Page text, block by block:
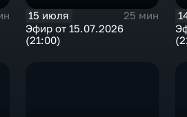
15 июля
25 мин
Эфир от 15.07.2026
(21:00)